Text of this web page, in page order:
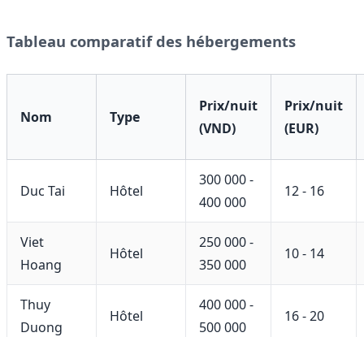
Tableau comparatif des hébergements
Nom Type
Prix/nuit
(VND)
Prix/nuit
(EUR)
Duc Tai Hôtel
300 000 -
400 000
12 - 16
Viet
Hoang
Hôtel
250 000 -
350 000
10 - 14
Thuy
Duong
Hôtel
400 000 -
500 000
16 - 20